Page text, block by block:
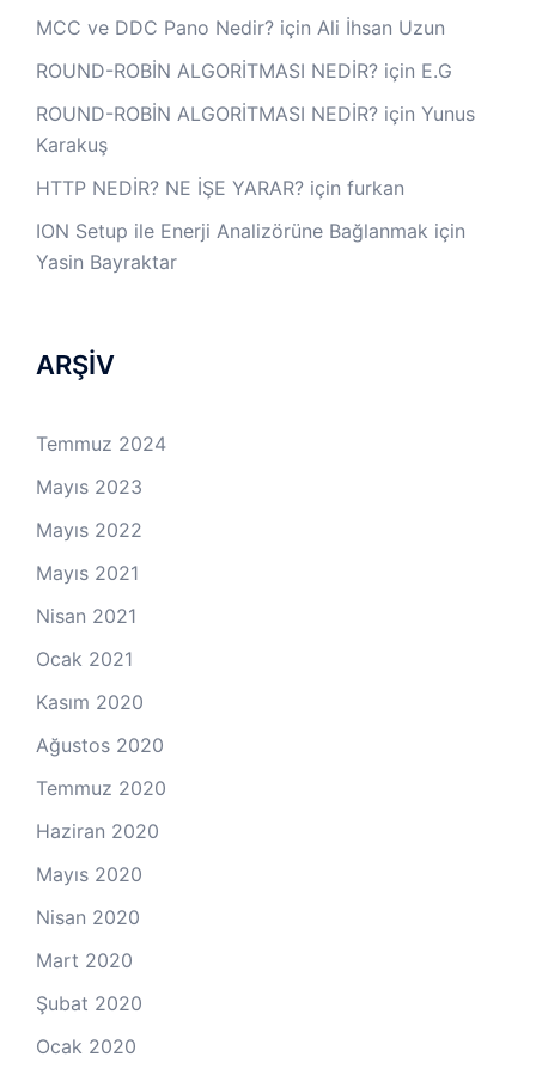
MCC ve DDC Pano Nedir? için Ali İhsan Uzun
ROUND-ROBİN ALGORİTMASI NEDİR? için E.G
ROUND-ROBİN ALGORİTMASI NEDİR? için Yunus
Karakuş
HTTP NEDİR? NE İŞE YARAR? için furkan
ION Setup ile Enerji Analizörüne Bağlanmak için
Yasin Bayraktar
ARŞİV
Temmuz 2024
Mayıs 2023
Mayıs 2022
Mayıs 2021
Nisan 2021
Ocak 2021
Kasım 2020
Ağustos 2020
Temmuz 2020
Haziran 2020
Mayıs 2020
Nisan 2020
Mart 2020
Şubat 2020
Ocak 2020